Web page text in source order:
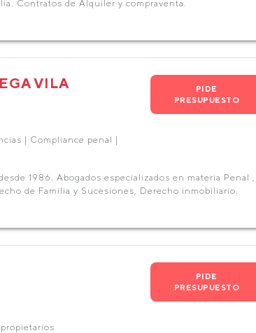
Contratos de Alquiler y compraventa.
VILA
| Compliance penal |
PIDE
PRESUPUESTO
1986.​ Abogados especializados en materia Penal ,
de Familia y Sucesiones, Derecho inmobiliario.
PIDE
PRESUPUESTO